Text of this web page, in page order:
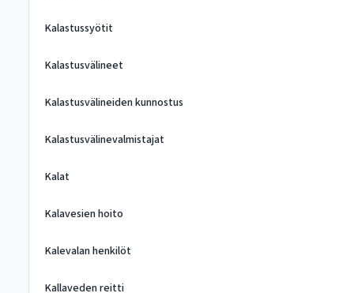
Kalastussyötit
Kalastusvälineet
Kalastusvälineiden kunnostus
Kalastusvälinevalmistajat
Kalat
Kalavesien hoito
Kalevalan henkilöt
Kallaveden reitti